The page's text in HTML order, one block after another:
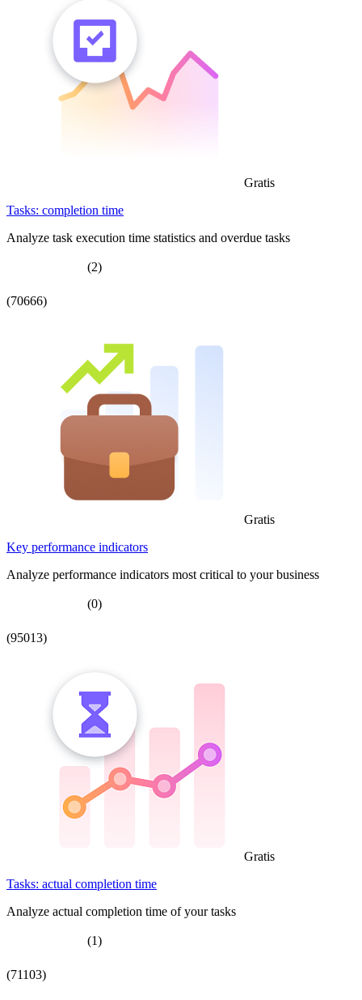
Gratis
Tasks: completion time
Analyze task execution time statistics and overdue tasks
(2)
(70666)
Gratis
Key performance indicators
Analyze performance indicators most critical to your business
(0)
(95013)
Gratis
Tasks: actual completion time
Analyze actual completion time of your tasks
(1)
(71103)